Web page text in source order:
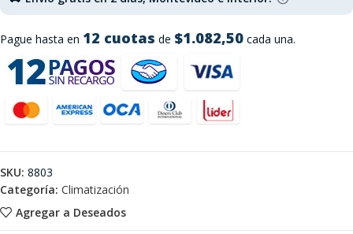
Pague hasta en 12 cuotas de $1.082,50 cada una.
Agregar a Deseados
SKU: 8803
Categoría: Climatización